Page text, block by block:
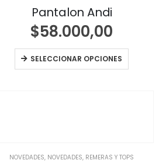
Pantalon Andi
$58.000,00
SELECCIONAR OPCIONES
NOVEDADES, NOVEDADES, REMERAS Y TOPS